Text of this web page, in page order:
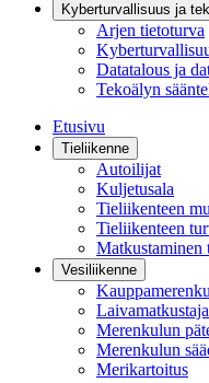
Kyberturvallisuus ja
Arjen tietoturva
Datatalous ja
Tekoälyn
Etusivu
Tieliikenne
Autoilijat
Kuljetusala
Tieliikenteen
Tieliikenteen
Matkustaminen
Vesiliikenne
Merenkulun
Merenkulun
Merikartoitus